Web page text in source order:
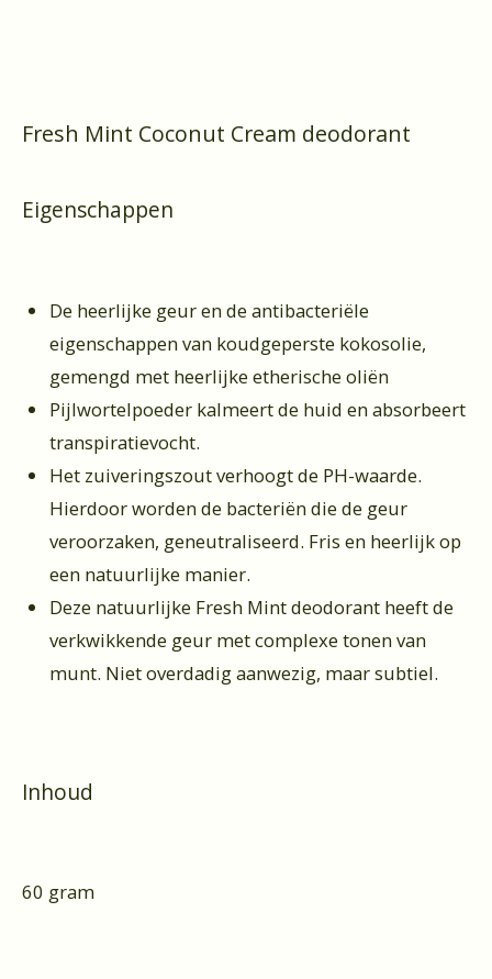
Fresh Mint Coconut Cream deodorant
Eigenschappen
De heerlijke geur en de antibacteriële
eigenschappen van koudgeperste kokosolie,
gemengd met heerlijke etherische oliën
Pijlwortelpoeder kalmeert de huid en absorbeert
transpiratievocht.
Het zuiveringszout verhoogt de PH-waarde.
Hierdoor worden de bacteriën die de geur
veroorzaken, geneutraliseerd. Fris en heerlijk op
een natuurlijke manier.
Deze natuurlijke Fresh Mint deodorant heeft de
verkwikkende geur met complexe tonen van
munt. Niet overdadig aanwezig, maar subtiel.
Inhoud
60 gram